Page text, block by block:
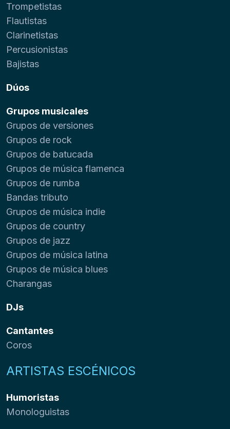
Trompetistas
Flautistas
Clarinetistas
Percusionistas
Bajistas
Dúos
Grupos musicales
Grupos de versiones
Grupos de rock
Grupos de batucada
Grupos de música flamenca
Grupos de rumba
Bandas tributo
Grupos de música indie
Grupos de country
Grupos de jazz
Grupos de música latina
Grupos de música blues
Charangas
DJs
Cantantes
Coros
ARTISTAS ESCÉNICOS
Humoristas
Monologuistas